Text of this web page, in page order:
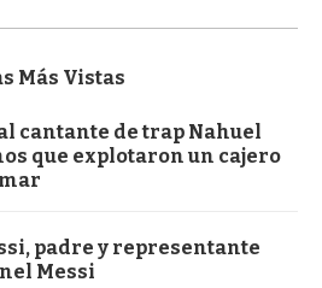
Más Vistas
cantante de trap Nahuel
que explotaron un cajero
padre y representante
Messi